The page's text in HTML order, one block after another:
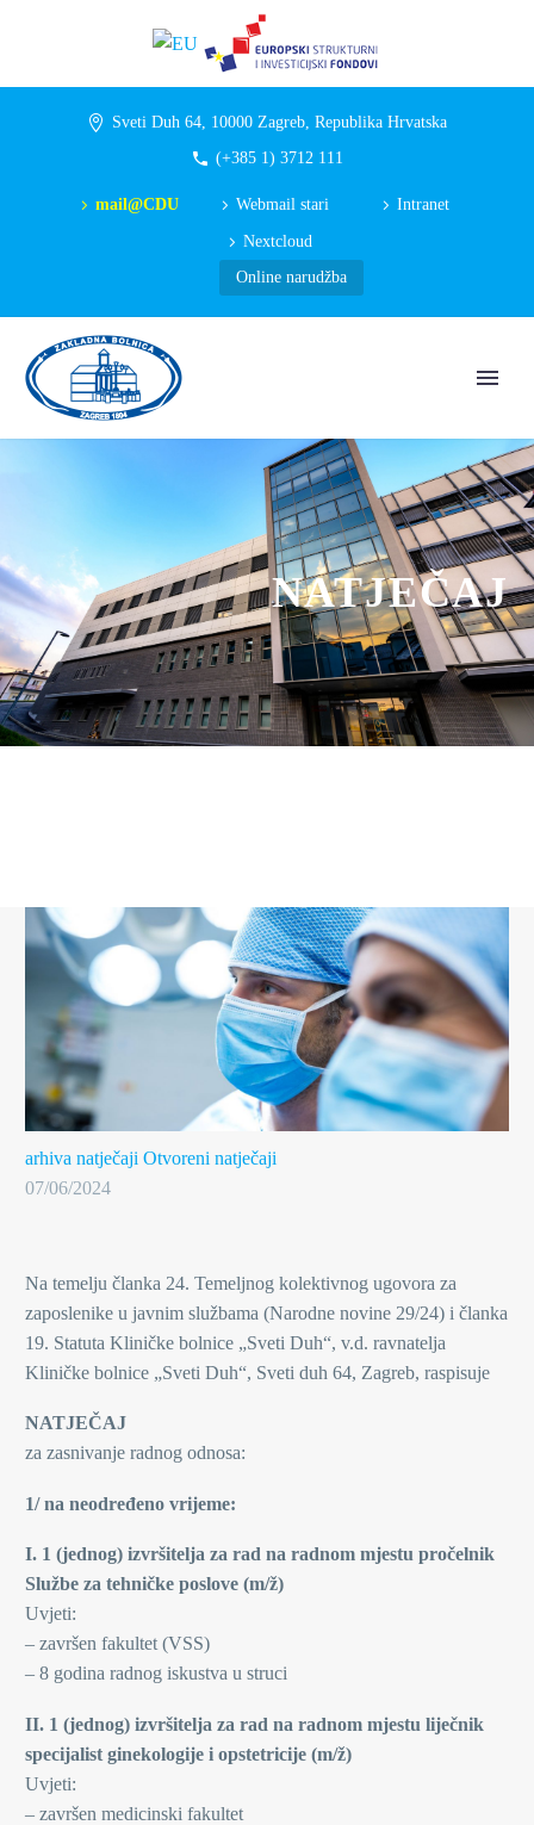
Sveti Duh 64, 10000 Zagreb, Republika Hrvatska
(+385 1) 3712 111
mail@CDU Webmail stari Intranet
Nextcloud
Online narudžba
NATJEČAJ
arhiva natječaji Otvoreni natječaji
07/06/2024
Na temelju članka 24. Temeljnog kolektivnog ugovora za
zaposlenike u javnim službama (Narodne novine 29/24) i članka
19. Statuta Kliničke bolnice „Sveti Duh“, v.d. ravnatelja
Kliničke bolnice „Sveti Duh“, Sveti duh 64, Zagreb, raspisuje
NATJEČAJ
za zasnivanje radnog odnosa:
1/ na neodređeno vrijeme:
I. 1 (jednog) izvršitelja za rad na radnom mjestu pročelnik
Službe za tehničke poslove (m/ž)
Uvjeti:
– završen fakultet (VSS)
– 8 godina radnog iskustva u struci
II. 1 (jednog) izvršitelja za rad na radnom mjestu liječnik
specijalist ginekologije i opstetricije (m/ž)
Uvjeti:
– završen medicinski fakultet